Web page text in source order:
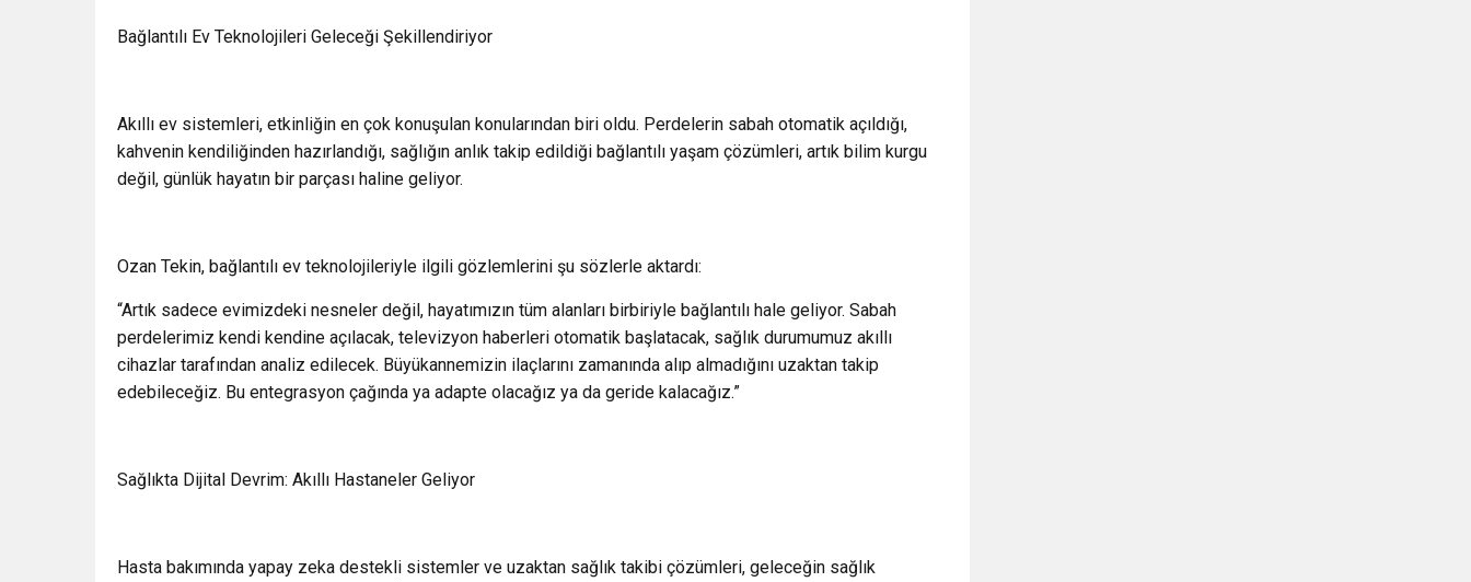
Bağlantılı Ev Teknolojileri Geleceği Şekillendiriyor
Akıllı ev sistemleri, etkinliğin en çok konuşulan konularından biri oldu. Perdelerin sabah otomatik açıldığı,
kahvenin kendiliğinden hazırlandığı, sağlığın anlık takip edildiği bağlantılı yaşam çözümleri, artık bilim kurgu
değil, günlük hayatın bir parçası haline geliyor.
Ozan Tekin, bağlantılı ev teknolojileriyle ilgili gözlemlerini şu sözlerle aktardı:
“Artık sadece evimizdeki nesneler değil, hayatımızın tüm alanları birbiriyle bağlantılı hale geliyor. Sabah
perdelerimiz kendi kendine açılacak, televizyon haberleri otomatik başlatacak, sağlık durumumuz akıllı
cihazlar tarafından analiz edilecek. Büyükannemizin ilaçlarını zamanında alıp almadığını uzaktan takip
edebileceğiz. Bu entegrasyon çağında ya adapte olacağız ya da geride kalacağız.”
Sağlıkta Dijital Devrim: Akıllı Hastaneler Geliyor
Hasta bakımında yapay zeka destekli sistemler ve uzaktan sağlık takibi çözümleri, geleceğin sağlık